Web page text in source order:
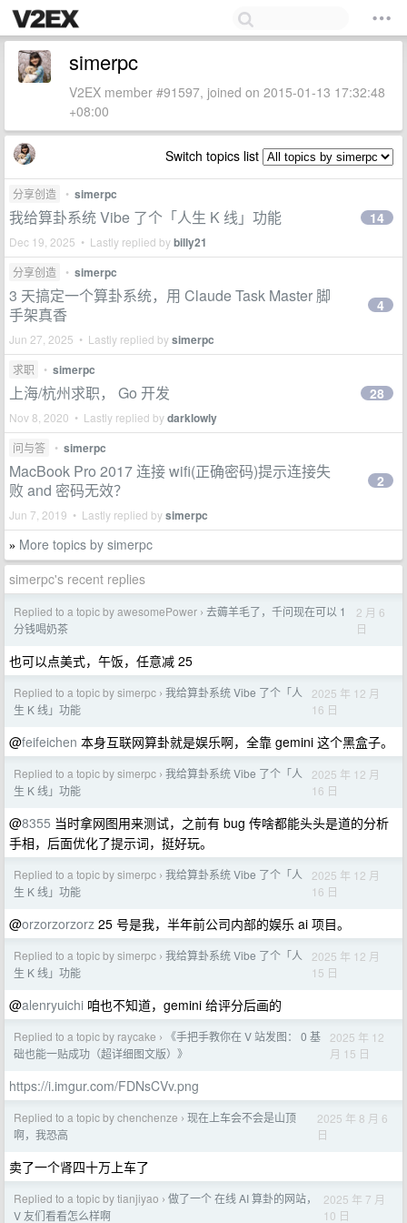
simerpc
V2EX member #91597, joined on 2015-01-13 17:32:48
+08:00
Switch topics list
分享创造 • simerpc
我给算卦系统 Vibe 了个「人生 K 线」功能
Dec 19, 2025 • Lastly replied bybilly21
14
分享创造 • simerpc
3 天搞定一个算卦系统，用 Claude Task Master 脚
手架真香
Jun 27, 2025 • Lastly replied bysimerpc
4
求职 • simerpc
上海/杭州求职， Go 开发
Nov 8, 2020 • Lastly replied bydarklowly
28
问与答 • simerpc
MacBook Pro 2017 连接 wifi(正确密码)提示连接失
败 and 密码无效？
Jun 7, 2019 • Lastly replied bysimerpc
2
» More topics by simerpc
simerpc's recent replies
Replied to a topic by awesomePower › 去薅羊毛了，千问现在可以 1
分钱喝奶茶
2 月 6
日
也可以点美式，午饭，任意减 25
Replied to a topic by simerpc › 我给算卦系统 Vibe 了个「人
生 K 线」功能
2025 年 12 月
16 日
@feifeichen 本身互联网算卦就是娱乐啊，全靠 gemini 这个黑盒子。
Replied to a topic by simerpc › 我给算卦系统 Vibe 了个「人
生 K 线」功能
2025 年 12 月
16 日
@8355 当时拿网图用来测试，之前有 bug 传啥都能头头是道的分析
手相，后面优化了提示词，挺好玩。
Replied to a topic by simerpc › 我给算卦系统 Vibe 了个「人
生 K 线」功能
2025 年 12 月
16 日
@orzorzorzorz 25 号是我，半年前公司内部的娱乐 ai 项目。
Replied to a topic by simerpc › 我给算卦系统 Vibe 了个「人
生 K 线」功能
2025 年 12 月
15 日
@alenryuichi 咱也不知道，gemini 给评分后画的
Replied to a topic by raycake ›
《手把手教你在 V 站发图： 0 基
础也能一贴成功（超详细图文版）》
2025 年 12
月 15 日
https://i.imgur.com/FDNsCVv.png
Replied to a topic by chenchenze › 现在上车会不会是山顶
啊，我恐高
2025 年 8 月 6
日
卖了一个肾四十万上车了
Replied to a topic by tianjiyao › 做了一个 在线 AI 算卦的网站，
V 友们看看怎么样啊
2025 年 7 月
10 日